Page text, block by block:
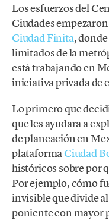
Los esfuerzos del
Ciudades
Ciudad Finita,
limitados de la
está trabajando en
iniciativa privada de
Lo primero que
que les ayudara a
de planeación en
plataformaCiudad
históricos sobre por
Por ejemplo, cómo
invisible que divide
poniente con mayor